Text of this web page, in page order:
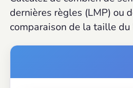
dernières règles (LMP) ou
comparaison de la taille